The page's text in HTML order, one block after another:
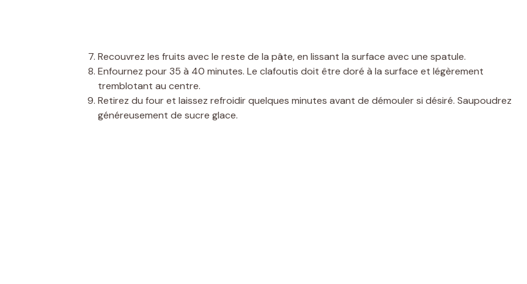
Recouvrez les fruits avec le reste de la pâte, en lissant la surface avec une spatule.
Enfournez pour 35 à 40 minutes. Le clafoutis doit être doré à la surface et légèrement
tremblotant au centre.
Retirez du four et laissez refroidir quelques minutes avant de démouler si désiré. Saupoudrez
généreusement de sucre glace.